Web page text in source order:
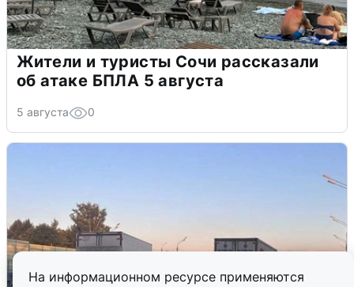
На информационном ресурсе применяются
Жители и туристы Сочи рассказали
об атаке БПЛА 5 августа
5 августа 0